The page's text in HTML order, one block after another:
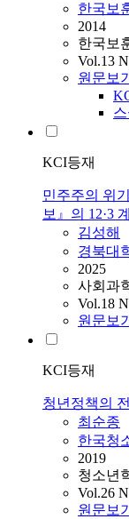
한국보
2014
한국보
Vol.13
원문보
KCI등재
민주주의 위
보』의 12·3
김성해
경북대
2025
사회과
Vol.18
원문보기
KCI등재
청년정책의
최순종
한국청
2019
청소년
Vol.26
원문보기